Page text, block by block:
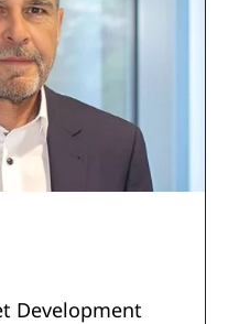
Development